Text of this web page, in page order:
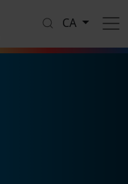
CA